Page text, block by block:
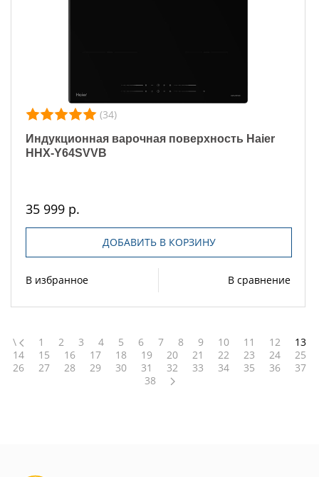
(34)
Индукционная варочная поверхность Haier
HHX-Y64SVVB
35 999 р.
ДОБАВИТЬ В КОРЗИНУ
В избранное В сравнение
\ 1 2 3 4 5 6 7 8 9 10 11 12
13
14
15 16 17 18 19 20 21 22 23 24
25
26
27 28 29 30 31 32 33 34 35 36
37
38